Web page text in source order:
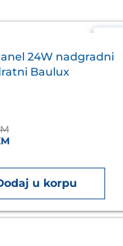
24W nadgradni
Baulux
u korpu